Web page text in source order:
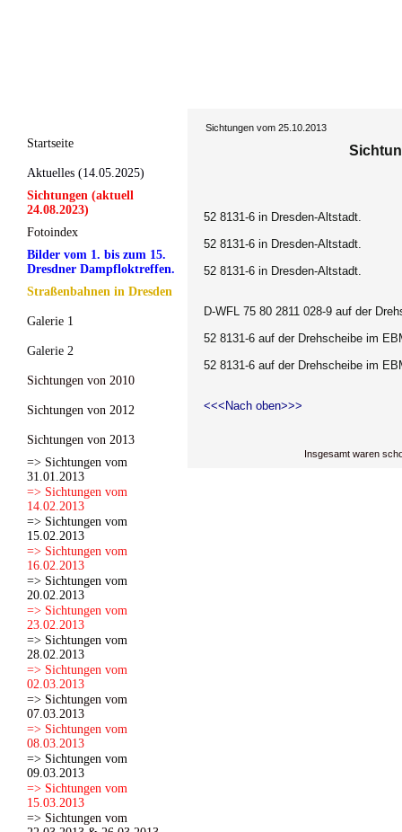
Startseite
Aktuelles (14.05.2025)
Sichtungen (aktuell
24.08.2023)
Fotoindex
Bilder vom 1. bis zum 15.
Dresdner Dampfloktreffen.
Straßenbahnen in Dresden
Galerie 1
Galerie 2
Sichtungen von 2010
Sichtungen von 2012
Sichtungen von 2013
=> Sichtungen vom
31.01.2013
=> Sichtungen vom
14.02.2013
=> Sichtungen vom
15.02.2013
=> Sichtungen vom
16.02.2013
=> Sichtungen vom
20.02.2013
=> Sichtungen vom
23.02.2013
=> Sichtungen vom
28.02.2013
=> Sichtungen vom
02.03.2013
=> Sichtungen vom
07.03.2013
=> Sichtungen vom
08.03.2013
=> Sichtungen vom
09.03.2013
=> Sichtungen vom
15.03.2013
=> Sichtungen vom
Sichtungen vom 25.10.2013
52 8131-6 in Dresden-Altstadt.
52 8131-6 in Dresden-Altstadt.
52 8131-6 in Dresden-Altstadt.
D-WFL 75 80 2811 028-9 auf der
52 8131-6 auf der Drehscheibe im
52 8131-6 auf der Drehscheibe im
<<<Nach oben>>>
Insgesamt waren